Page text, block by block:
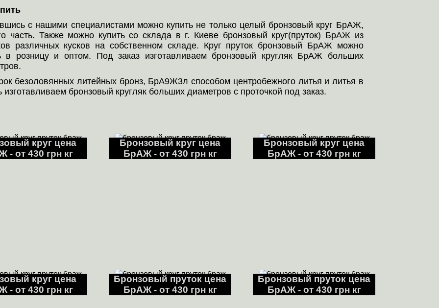
с нашими специалистами можно купить не только целый бронзовый круг БрАЖ,
часть. Также можно купить со склада в г. Киеве бронзовый круг(пруток) БрАЖ из
различных кусков на собственном складе. Круг пруток бронзовый БрАЖ можно
в розницу и оптом. Под заказ изготавливаем бронзовый кругляк БрАЖ больших
безоловянных литейных бронз, БрА9Ж3л способом центробежного литья и литья в
изготавливаем бронзовый кругляк больших диаметров с проточкой под заказ.
круг цена
- от 430 грн кг
Бронзовый круг цена
БрАЖ - от 430 грн кг
Бронзовый круг цена
БрАЖ - от 430 грн кг
круг цена
- от 430 грн кг
Бронзовый пруток цена
БрАЖ - от 430 грн кг
Бронзовый пруток цена
БрАЖ - от 430 грн кг